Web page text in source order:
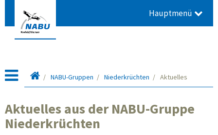
Hauptmenü
Startseite
NABU-Gruppen Niederkrüchten Aktuelles
Aktuelles aus der NABU-Gruppe
Niederkrüchten